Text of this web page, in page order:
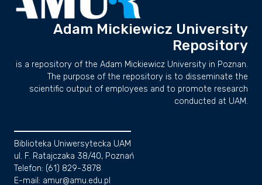
Adam Mickiewicz University
Repository
is a repository of the Adam Mickiewicz University in Poznan.
The purpose of the repository is to disseminate the
scientific output of employees and to promote research
conducted at UAM.
Biblioteka Uniwersytecka UAM
ul. F. Ratajczaka 38/40, Poznań
Telefon: (61) 829-3878
E-mail: amur@amu.edu.pl